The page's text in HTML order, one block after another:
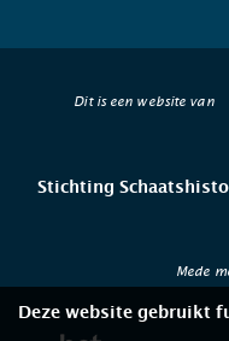
Dit is een website van
Stichting
Mede
Deze website gebruikt